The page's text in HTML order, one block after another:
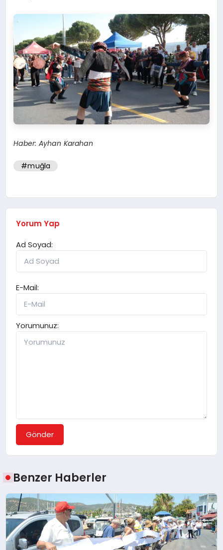
Haber: Ayhan Karahan
#muğla
Yorum Yap
Ad Soyad:
E-Mail:
Yorumunuz:
Gönder
Benzer Haberler